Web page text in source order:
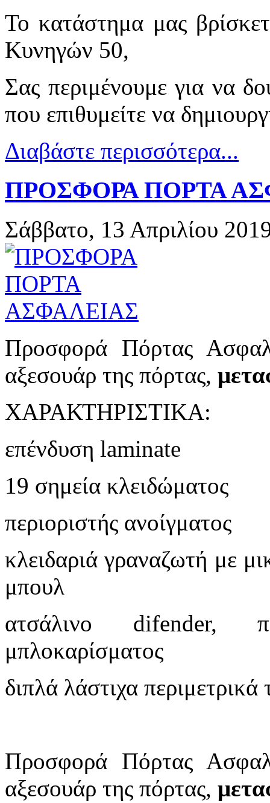
Το κατάστημα μας
Κυνηγών 50,
Σας περιμένουμε για να
που επιθυμείτε να
Διαβάστε περισσότερα...
ΠΡΟΣΦΟΡΑ ΠΟΡΤΑ
Σάββατο, 13 Απριλίου
Προσφορά Πόρτας
αξεσουάρ της πόρτας,
ΧΑΡΑΚΤΗΡΙΣΤΙΚΑ:
επένδυση laminate
19 σημεία κλειδώματος
περιοριστής ανοίγματος
κλειδαριά γραναζωτή με
μπουλ
ατσάλινο difender,
μπλοκαρίσματος
διπλά λάστιχα
Προσφορά Πόρτας
αξεσουάρ της πόρτας,